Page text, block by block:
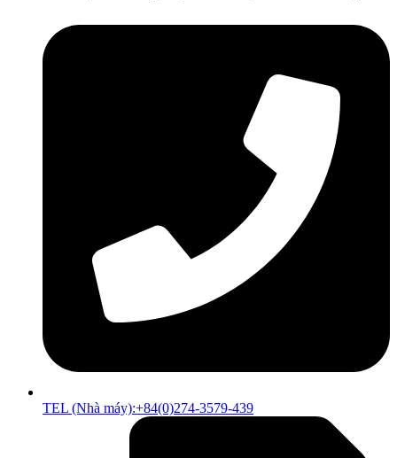
TEL (Nhà máy):+84(0)274-3579-439